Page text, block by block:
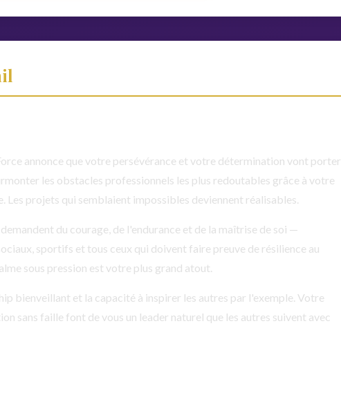
annonce que votre persévérance et votre détermination vont porter
les obstacles professionnels les plus redoutables grâce à votre
Les projets qui semblaient impossibles deviennent réalisables.
du courage, de l'endurance et de la maîtrise de soi —
sportifs et tous ceux qui doivent faire preuve de résilience au
sous pression est votre plus grand atout.
bienveillant et la capacité à inspirer les autres par l'exemple. Votre
sans faille font de vous un leader naturel que les autres suivent avec